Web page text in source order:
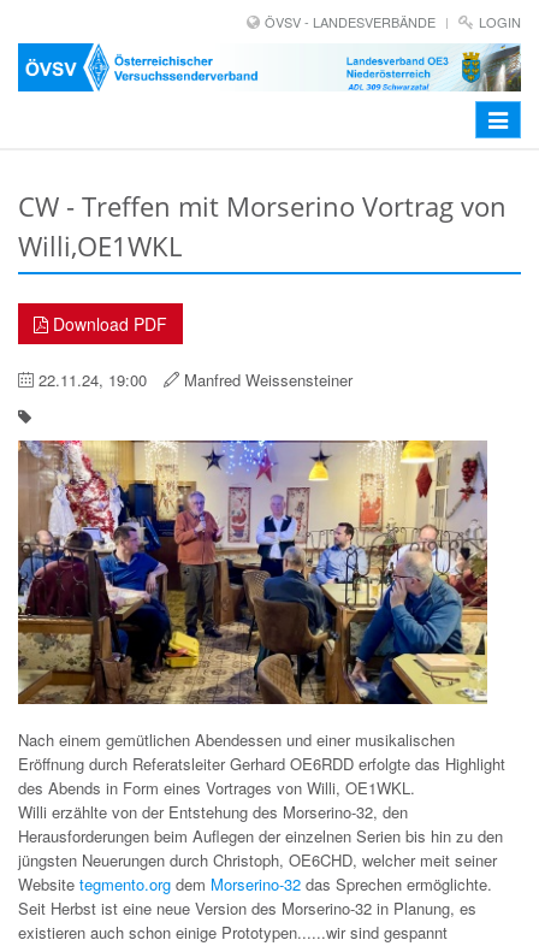
ÖVSV - LANDESVERBÄNDE LOGIN
Toggle
CW - Treffen mit Morserino Vortrag von
Willi,OE1WKL
Download PDF
22.11.24, 19:00 Manfred Weissensteiner
Nach einem gemütlichen Abendessen und einer musikalischen
Eröffnung durch Referatsleiter Gerhard OE6RDD erfolgte das Highlight
des Abends in Form eines Vortrages von Willi, OE1WKL.
Willi erzählte von der Entstehung des Morserino-32, den
Herausforderungen beim Auflegen der einzelnen Serien bis hin zu den
jüngsten Neuerungen durch Christoph, OE6CHD, welcher meit seiner
Website tegmento.org dem Morserino-32 das Sprechen ermöglichte.
Seit Herbst ist eine neue Version des Morserino-32 in Planung, es
existieren auch schon einige Prototypen......wir sind gespannt